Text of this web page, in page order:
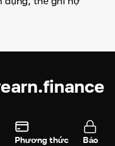
Phương thức
Bảo